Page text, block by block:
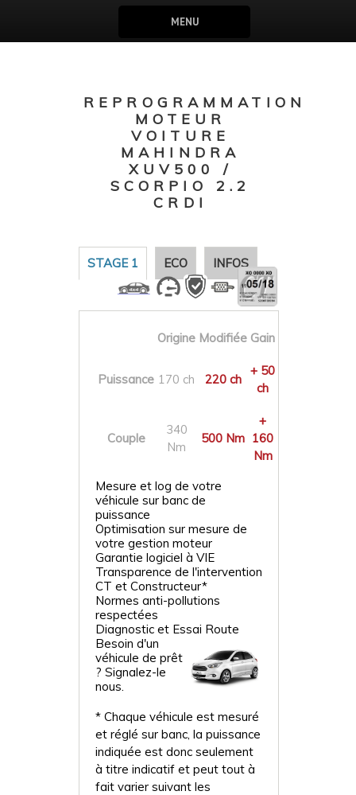
MENU
REPROGRAMMATION
MOTEUR
VOITURE
MAHINDRA
XUV500 /
SCORPIO 2.2
CRDI
STAGE 1 ECO INFOS
Origine Modifiée Gain
Puissance 170 ch 220 ch
+ 50
ch
Couple
340
Nm
500 Nm
+
160
Nm
Mesure et log de votre
véhicule sur banc de
puissance
Optimisation sur mesure de
votre gestion moteur
Garantie logiciel à VIE
Transparence de l'intervention
CT et Constructeur*
Normes anti-pollutions
respectées
Diagnostic et Essai Route
Besoin d'un
véhicule de prêt
? Signalez-le
nous.
* Chaque véhicule est mesuré
et réglé sur banc, la puissance
indiquée est donc seulement
à titre indicatif et peut tout à
fait varier suivant les